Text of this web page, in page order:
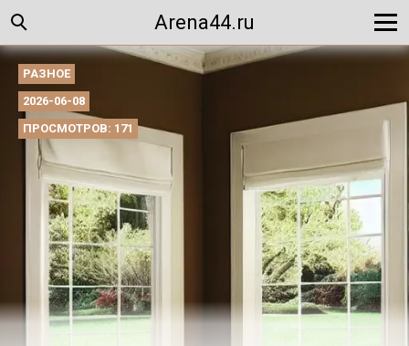
Arena44.ru
РАЗНОЕ
2026-06-08
ПРОСМОТРОВ: 171